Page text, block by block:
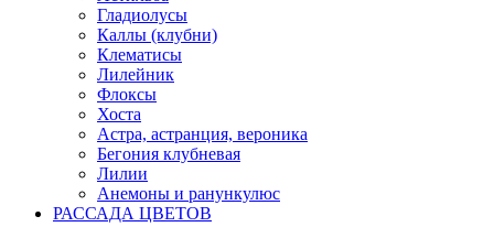
Гладиолусы
Каллы (клубни)
Клематисы
Лилейник
Флоксы
Хоста
Астра, астранция, вероника
Бегония клубневая
Лилии
Анемоны и ранункулюс
РАССАДА ЦВЕТОВ